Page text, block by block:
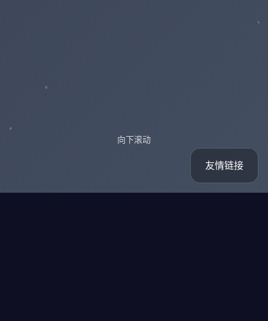
向下滚动
友情链接